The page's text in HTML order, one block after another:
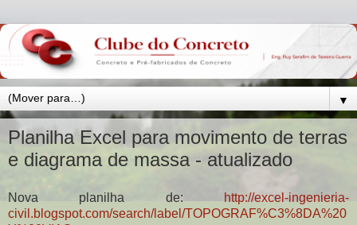
▼
Planilha Excel para movimento de terras
e diagrama de massa - atualizado
Nova planilha de:
http://excel-ingenieria-
civil.blogspot.com/search/label/TOPOGRAF%C3%8DA%20